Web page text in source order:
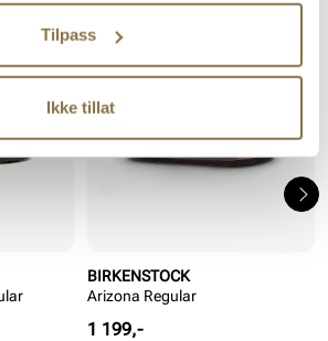
Tilpass
Ikke tillat
BIRKENSTOCK
Arizona Regular
Pris
1 199,-